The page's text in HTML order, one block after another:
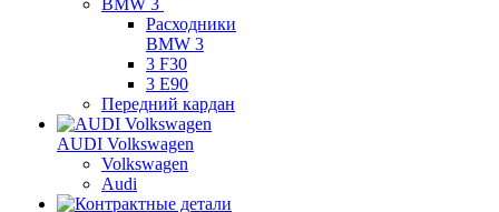
BMW 3
Расходники
BMW 3
3 F30
3 E90
Передний кардан
AUDI Volkswagen
Volkswagen
Audi